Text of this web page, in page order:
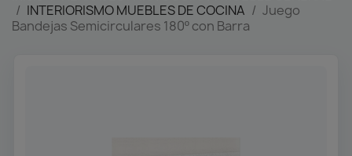
INTERIORISMO MUEBLES DE COCINA
Juego
Bandejas Semicirculares 180º con Barra